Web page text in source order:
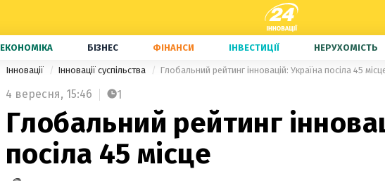
ЕКОНОМІКА БІЗНЕС ФІНАНСИ ІНВЕСТИЦІЇ НЕРУХОМІСТЬ
Інновації Інновації суспільства Глобальний рейтинг інновацій: Україна посіла 45
4 вересня, 15:46 1
Глобальний рейтинг
посіла 45 місце